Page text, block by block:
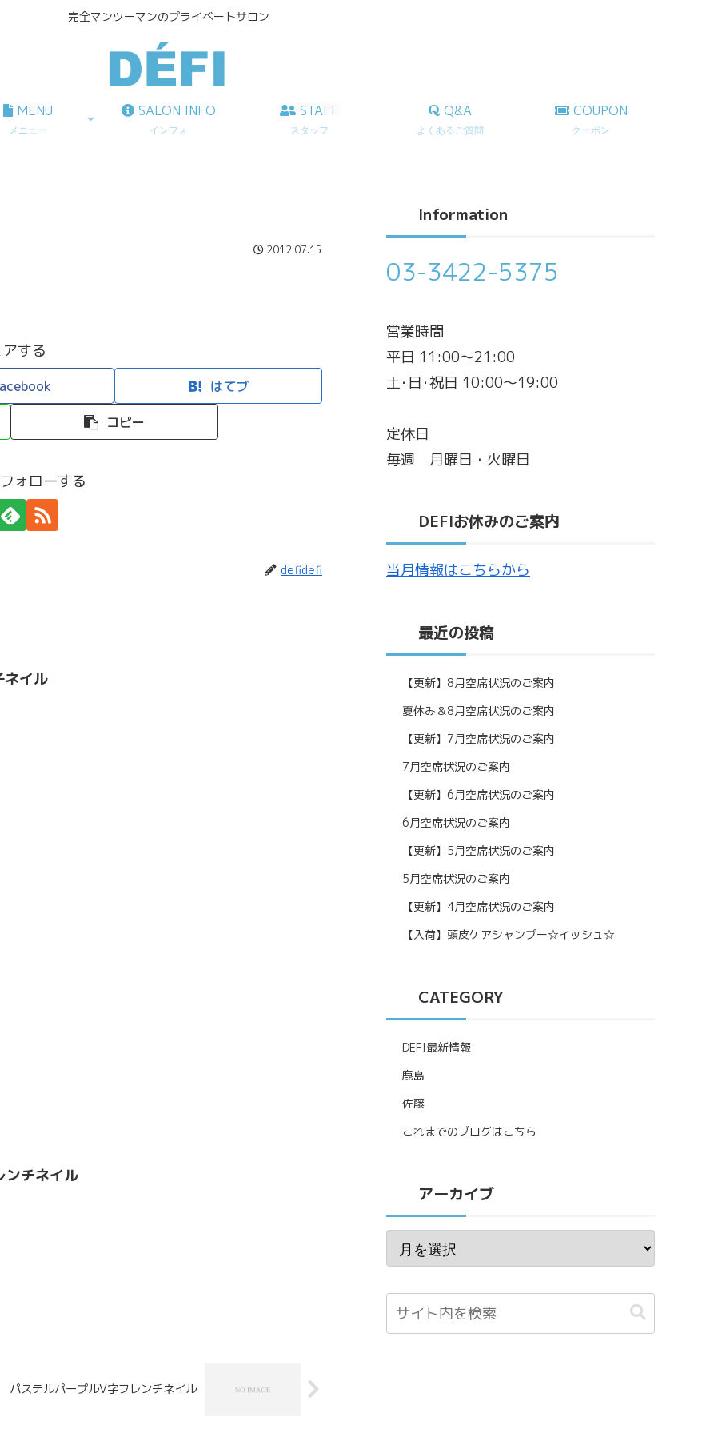
完全マンツーマンのプライベートサロン
MENU
メニュー
SALON INFO
インフォ
STAFF
スタッフ
Q&A
よくあるご質問
COUPON
クーポン
2012.07.15
する
はてブ
コピー
ォローする
defidefi
ネイル
ンチネイル
パステルパープルV字フレンチネイル
Information
03-3422-5375
営業時間
平日 11:00～21:00
土･日･祝日 10:00～19:00
定休日
毎週 月曜日・火曜日
DEFIお休みのご案内
当月情報はこちらから
最近の投稿
【更新】8月空席状況のご案内
夏休み＆8月空席状況のご案内
【更新】7月空席状況のご案内
7月空席状況のご案内
【更新】6月空席状況のご案内
6月空席状況のご案内
【更新】5月空席状況のご案内
5月空席状況のご案内
【更新】4月空席状況のご案内
【入荷】頭皮ケアシャンプー☆イッシュ☆
CATEGORY
DEFI最新情報
鹿島
佐藤
これまでのブログはこちら
アーカイブ